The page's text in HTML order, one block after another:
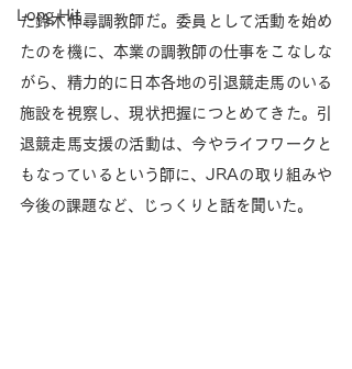
Long Hit
た鈴木伸尋調教師だ。委員として活動を始め
たのを機に、本業の調教師の仕事をこなしな
がら、精力的に日本各地の引退競走馬のいる
施設を視察し、現状把握につとめてきた。引
退競走馬支援の活動は、今やライフワークと
もなっているという師に、JRAの取り組みや
今後の課題など、じっくりと話を聞いた。